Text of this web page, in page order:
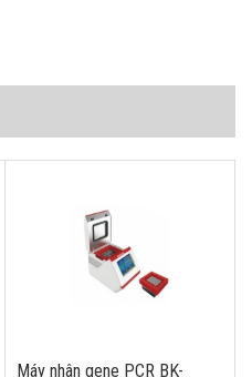
Máy nhân gene PCR BK-